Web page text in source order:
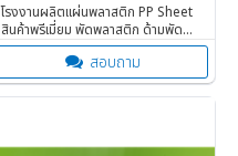
โรงงานผลิตแผ่นพลาสติก PP Sheet
สินค้าพรีเมี่ยม พัดพลาสติก ด้ามพัด
แผ่นรองจาน งานพิมพ์ต่างๆ
สอบถาม